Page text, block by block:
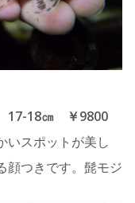
17-18㎝ ￥9800
いスポットが美し
顔つきです。髭モジ